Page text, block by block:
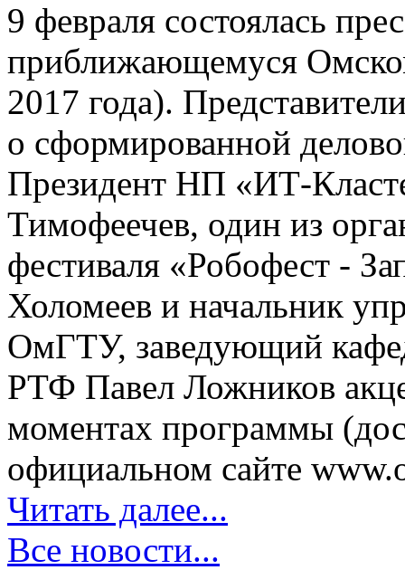
9 февраля состоялась
приближающемуся
2017 года).
о сформированной
Президент НП «ИТ-
Тимофеечев, один из
фестиваля «Робофест -
Холомеев и начальник
ОмГТУ, заведующий
РТФ Павел Ложников
моментах программы
официальном сайте
Читать далее...
Все новости...